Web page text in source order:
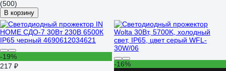
(500)
В корзину
-19%
217 ₽
-16%